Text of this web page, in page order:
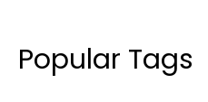
Popular Tags